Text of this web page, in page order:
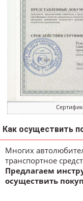
Как осуществить
Многих
транспортное
Предлагаем
осуществить